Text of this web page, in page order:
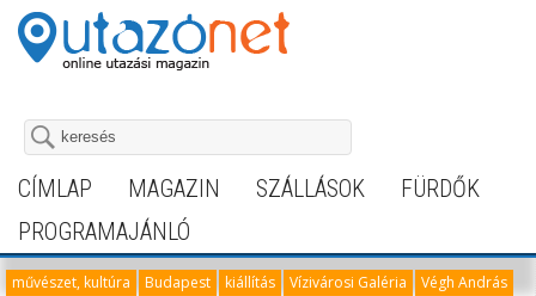
CÍMLAP MAGAZIN SZÁLLÁSOK
FÜRDŐK
PROGRAMAJÁNLÓ
művészet, kultúra Budapest kiállítás Vízivárosi Galéria Végh András